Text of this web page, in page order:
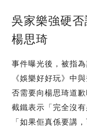
吳家樂強硬
楊思琦
事件曝光後，被指
《娛樂好好玩》中
否需要向楊思琦道
截鐵表示「完全沒
「如果佢真係要講